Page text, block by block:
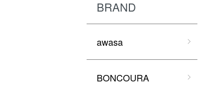
BRAND
awasa
BONCOURA